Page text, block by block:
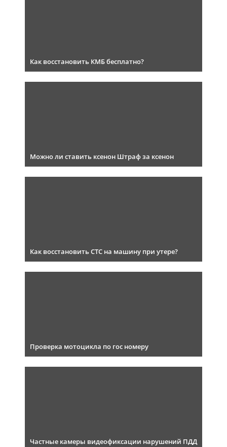
Как восстановить КМБ бесплатно?
Можно ли ставить ксенон Штраф за ксенон
Как восстановить СТС на машину при утере?
Проверка мотоцикла по гос номеру
Частные камеры видеофиксации нарушений ПДД